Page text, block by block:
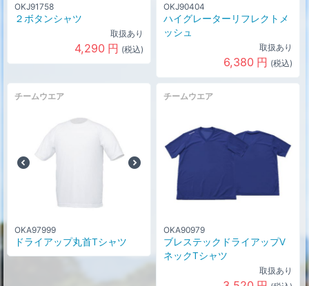
OKJ91758
２ボタンシャツ
取扱あり
4,290 円 (税込)
OKJ90404
ハイグレーターリフレクトメ
ッシュ
取扱あり
6,380 円 (税込)
チームウエア
OKA97999
ドライアップ丸首Tシャツ
チームウエア
OKA90979
ブレステックドライアップV
ネックTシャツ
取扱あり